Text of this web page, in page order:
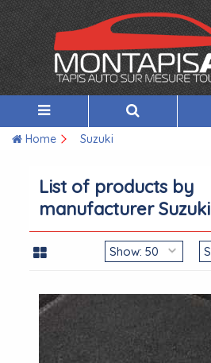
Home Suzuki
List of products by
manufacturer Suzuki